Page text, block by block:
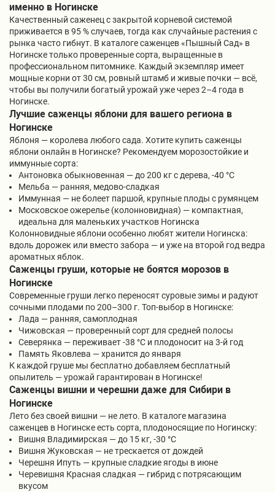
именно в Ногинске
Качественный саженец с закрытой корневой системой
приживается в 95 % случаев, тогда как случайные растения с
рынка часто гибнут. В каталоге саженцев «Пышный Сад» в
Ногинске только проверенные сорта, выращенные в
профессиональном питомнике. Каждый экземпляр имеет
мощные корни от 30 см, ровный штамб и живые почки — всё,
чтобы вы получили богатый урожай уже через 2–4 года в
Ногинске.
Лучшие саженцы яблони для вашего региона в
Ногинске
Яблоня — королева любого сада. Хотите купить саженцы
яблони онлайн в Ногинске? Рекомендуем морозостойкие и
иммунные сорта:
Антоновка обыкновенная — до 200 кг с дерева, -40 °C
Мельба — ранняя, медово-сладкая
Иммунная — не болеет паршой, крупные плоды с румянцем
Московское ожерелье (колонновидная) — компактная,
идеальна для маленьких участков Ногинска
Колонновидные яблони особенно любят жители Ногинска:
вдоль дорожек или вместо забора — и уже на второй год ведра
ароматных яблок.
Саженцы груши, которые не боятся морозов в
Ногинске
Современные груши легко переносят суровые зимы и радуют
сочными плодами по 200–300 г. Топ-выбор в Ногинске:
Лада — ранняя, самоплодная
Чижовская — проверенный сорт для средней полосы
Северянка — переживает -38 °C и плодоносит на 3-й год
Память Яковлева — хранится до января
К каждой груше мы бесплатно добавляем бесплатный
опылитель — урожай гарантирован в Ногинске!
Саженцы вишни и черешни даже для Сибири в
Ногинске
Лето без своей вишни — не лето. В каталоге магазина
саженцев в Ногинске есть сорта, плодоносящие по Ногинску:
Вишня Владимирская — до 15 кг, -30 °C
Вишня Жуковская — не трескается от дождей
Черешня Ипуть — крупные сладкие ягоды в июне
Черевишня Красная сладкая — гибрид с потрясающим
вкусом